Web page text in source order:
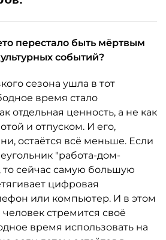
перестало быть мёртвым
событий?
сезона ушла в тот
время стало
отдельная ценность, а не как
и отпуском. И его,
остаётся всё меньше. Если
"работа-дом-
то сейчас самую большую
цифровая
или компьютер. И в этом
стремится своё
время использовать на